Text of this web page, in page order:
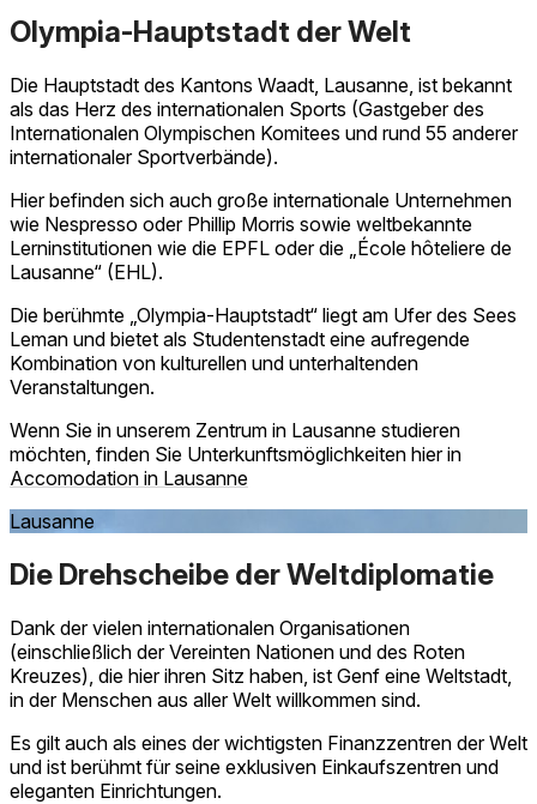
Olympia-Hauptstadt der Welt
Die Hauptstadt des Kantons Waadt, Lausanne, ist bekannt
als das Herz des internationalen Sports (Gastgeber des
Internationalen Olympischen Komitees und rund 55 anderer
internationaler Sportverbände).
Hier befinden sich auch große internationale Unternehmen
wie Nespresso oder Phillip Morris sowie weltbekannte
Lerninstitutionen wie die EPFL oder die „École hôteliere de
Lausanne“ (EHL).
Die berühmte „Olympia-Hauptstadt“ liegt am Ufer des Sees
Leman und bietet als Studentenstadt eine aufregende
Kombination von kulturellen und unterhaltenden
Veranstaltungen.
Wenn Sie in unserem Zentrum in Lausanne studieren
möchten, finden Sie Unterkunftsmöglichkeiten hier in
Accomodation in Lausanne
Lausanne
Die Drehscheibe der Weltdiplomatie
Dank der vielen internationalen Organisationen
(einschließlich der Vereinten Nationen und des Roten
Kreuzes), die hier ihren Sitz haben, ist Genf eine Weltstadt,
in der Menschen aus aller Welt willkommen sind.
Es gilt auch als eines der wichtigsten Finanzzentren der Welt
und ist berühmt für seine exklusiven Einkaufszentren und
eleganten Einrichtungen.